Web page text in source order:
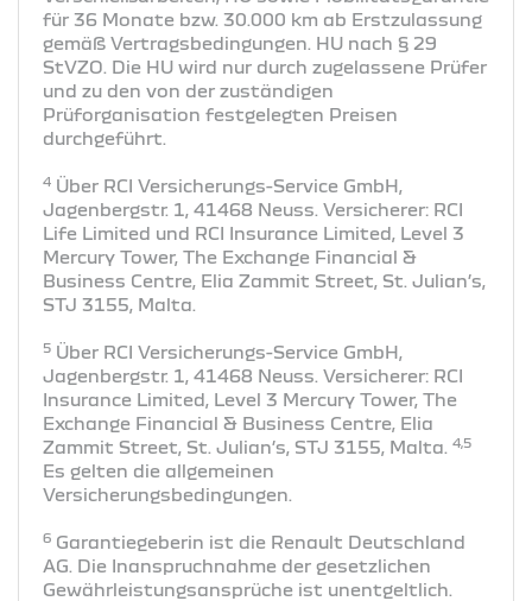
für 36 Monate bzw. 30.000 km ab Erstzulassung
gemäß Vertragsbedingungen. HU nach § 29
StVZO. Die HU wird nur durch zugelassene Prüfer
und zu den von der zuständigen
Prüforganisation festgelegten Preisen
durchgeführt.
4 Über RCI Versicherungs-Service GmbH,
Jagenbergstr. 1, 41468 Neuss. Versicherer: RCI
Life Limited und RCI Insurance Limited, Level 3
Mercury Tower, The Exchange Financial &
Business Centre, Elia Zammit Street, St. Julian’s,
STJ 3155, Malta.
5 Über RCI Versicherungs-Service GmbH,
Jagenbergstr. 1, 41468 Neuss. Versicherer: RCI
Insurance Limited, Level 3 Mercury Tower, The
Exchange Financial & Business Centre, Elia
Zammit Street, St. Julian’s, STJ 3155, Malta.
4,5
Es gelten die allgemeinen
Versicherungsbedingungen.
6 Garantiegeberin ist die Renault Deutschland
AG. Die Inanspruchnahme der gesetzlichen
Gewährleistungsansprüche ist unentgeltlich.